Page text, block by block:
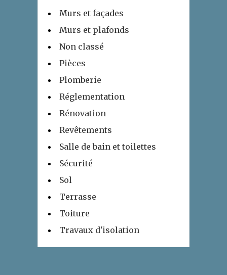
Murs et façades
Murs et plafonds
Non classé
Pièces
Plomberie
Réglementation
Rénovation
Revêtements
Salle de bain et toilettes
Sécurité
Sol
Terrasse
Toiture
Travaux d'isolation